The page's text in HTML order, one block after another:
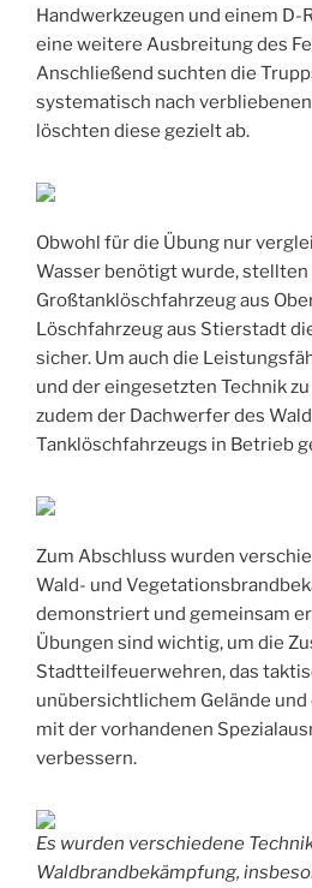
Handwerkzeugen und einem D-
eine weitere Ausbreitung des
Anschließend suchten die
systematisch nach
löschten diese gezielt ab.
Obwohl für die Übung nur
Wasser benötigt wurde, stellten
Großtanklöschfahrzeug aus
Löschfahrzeug aus Stierstadt
sicher. Um auch die
und der eingesetzten Technik
zudem der Dachwerfer des
Tanklöschfahrzeugs in Betrieb
Zum Abschluss wurden
Wald- und
demonstriert und gemeinsam
Übungen sind wichtig, um die
Stadtteilfeuerwehren, das
unübersichtlichem Gelände
mit der vorhandenen
verbessern.
Es wurden verschiedene
Waldbrandbekämpfung,